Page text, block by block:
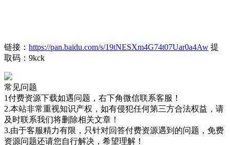
链接： https://pan.baidu.com/s/19tNESXm4G74t07Uar0a4Aw 提
取码：9kck
常见问题
1付费资源下载如遇问题，右下角微信联系客服！
2.本站非常重视知识产权，如有侵犯任何第三方合法权益，请
及时联系我们将删除相关文章！
3.由于客服精力有限，只针对回答付费资源遇到的问题，免费
资源问题还请您自行解决，希望理解！